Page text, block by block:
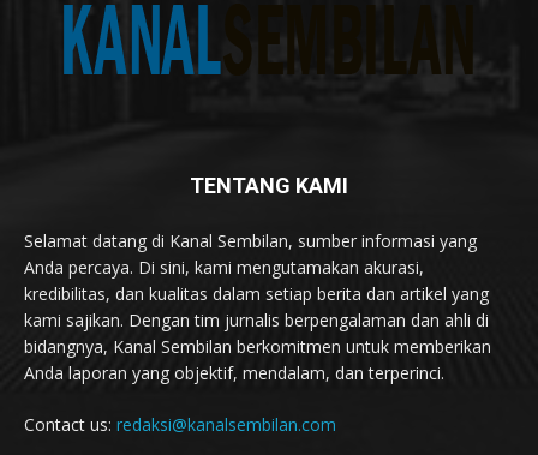
TENTANG KAMI
Selamat datang di Kanal Sembilan, sumber informasi yang
Anda percaya. Di sini, kami mengutamakan akurasi,
kredibilitas, dan kualitas dalam setiap berita dan artikel yang
kami sajikan. Dengan tim jurnalis berpengalaman dan ahli di
bidangnya, Kanal Sembilan berkomitmen untuk memberikan
Anda laporan yang objektif, mendalam, dan terperinci.
Contact us: redaksi@kanalsembilan.com